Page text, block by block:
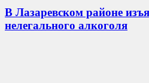
В Лазаревском районе
нелегального алкоголя